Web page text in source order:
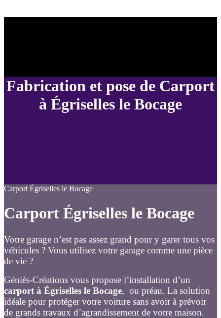
Fabrication et pose de Carport
à Égriselles le Bocage
Carport Égriselles le Bocage
Carport Égriselles le Bocage
Votre garage n’est pas assez grand pour y garer tous vos
véhicules ? Vous utilisez votre garage comme une pièce
de vie ?
Géniès-Créations vous propose l’installation d’un
carport à Égriselles le Bocage, ou préau. La solution
idéale pour protéger votre voiture sans avoir à prévoir
de grands travaux d’agrandissement de votre maison.